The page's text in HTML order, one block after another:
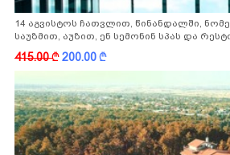
14 აგვისტოს ჩათვლით, წინანდალში,
საუზმით, აუზით, ენ სემონინ სპას და
ფასდაკლებით
415.00k200.00k